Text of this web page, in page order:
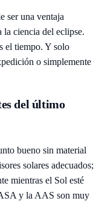
ser una ventaja
la ciencia del eclipse.
el tiempo. Y solo
o simplemente
del último
bueno sin material
solares adecuados;
mientras el Sol esté
y la AAS son muy